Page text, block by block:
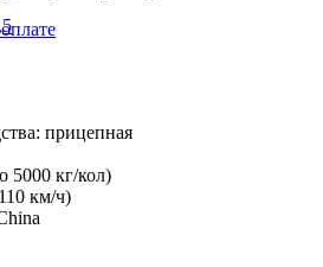
прицепная
5000 кг/кол)
км/ч)